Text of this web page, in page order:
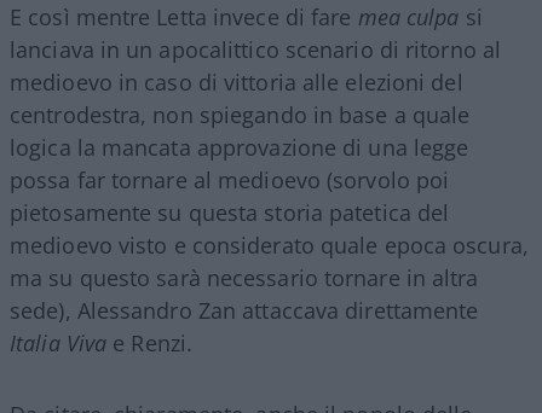
E così mentre Letta invece di fare mea culpa si
lanciava in un apocalittico scenario di ritorno al
medioevo in caso di vittoria alle elezioni del
centrodestra, non spiegando in base a quale
logica la mancata approvazione di una legge
possa far tornare al medioevo (sorvolo poi
pietosamente su questa storia patetica del
medioevo visto e considerato quale epoca oscura,
ma su questo sarà necessario tornare in altra
sede), Alessandro Zan attaccava direttamente
Italia Viva e Renzi.